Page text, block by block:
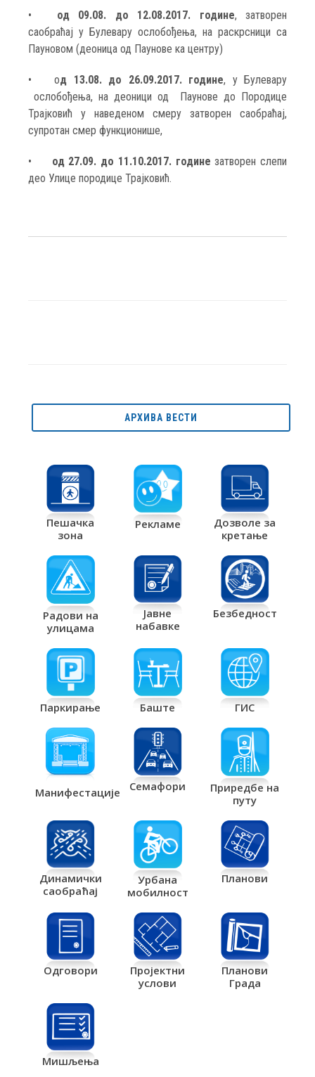
• од 09.08. до 12.08.2017. године, затворен
саобраћај у Булевару ослобођења, на раскрсници са
Пауновом (деоница од Паунове ка центру)
• од 13.08. до 26.09.2017. године, у Булевару
ослобођења, на деоници од Паунове до Породице
Трајковић у наведеном смеру затворен саобраћај,
супротан смер функционише,
• од 27.09. до 11.10.2017. године затворен слепи
део Улице породице Трајковић.
АРХИВА ВЕСТИ
Пешачка
зона
Рекламе
Дозволе за
кретање
Радови на
улицама
Јавне
набавке
Безбедност
Паркирање Баште ГИС
Манифестације Семафори
Приредбе на
путу
Динамички
саобраћај
Урбана
мобилност
Планови
Одговори
Пројектни
услови
Планови
Града
Мишљења